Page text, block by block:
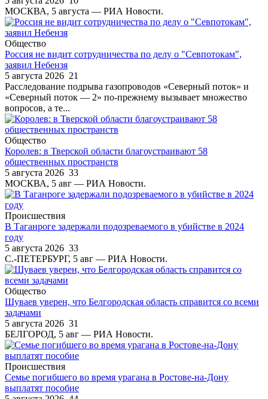
МОСКВА, 5 августа — РИА Новости.
Общество
Россия не видит сотрудничества по делу о "Севпотокам",
заявил Небензя
5 августа 2026 21
Расследование подрыва газопроводов «Северный поток» и
«Северный поток — 2» по-прежнему вызывает множество
вопросов, а те...
Общество
Королев: в Тверской области благоустраивают 58
общественных пространств
5 августа 2026 33
МОСКВА, 5 авг — РИА Новости.
Происшествия
В Таганроге задержали подозреваемого в убийстве в 2024
году
5 августа 2026 33
С.-ПЕТЕРБУРГ, 5 авг — РИА Новости.
Общество
Шуваев уверен, что Белгородская область справится со всеми
задачами
5 августа 2026 31
БЕЛГОРОД, 5 авг — РИА Новости.
Происшествия
Семье погибшего во время урагана в Ростове-на-Дону
выплатят пособие